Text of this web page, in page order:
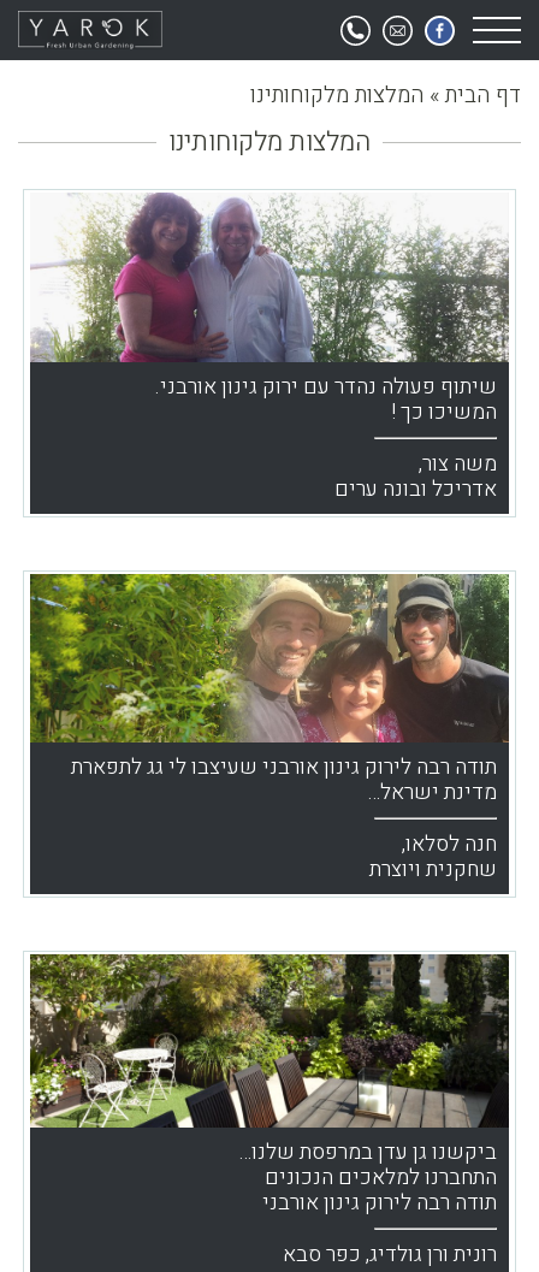
דף הבית» המלצות מלקוחותינו
המלצות מלקוחותינו
שיתוף פעולה נהדר עם ירוק גינון אורבני.
המשיכו כך !
משה צור,
אדריכל ובונה ערים
תודה רבה לירוק גינון אורבני שעיצבו לי גג לתפארת
מדינת ישראל…
חנה לסלאו,
שחקנית ויוצרת
ביקשנו גן עדן במרפסת שלנו…
התחברנו למלאכים הנכונים
תודה רבה לירוק גינון אורבני
רונית ורן גולדיג, כפר סבא